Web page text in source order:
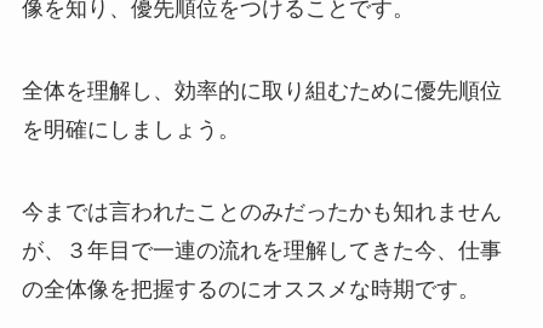
像を知り、優先順位をつけることです。
全体を理解し、効率的に取り組むために優先順位
を明確にしましょう。
今までは言われたことのみだったかも知れません
が、３年目で一連の流れを理解してきた今、仕事
の全体像を把握するのにオススメな時期です。